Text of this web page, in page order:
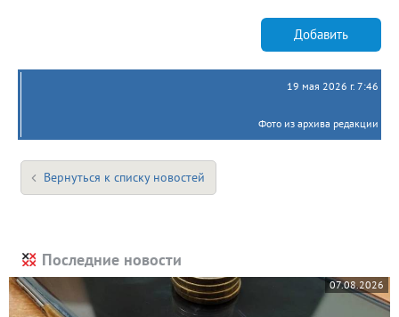
Добавить
19 мая 2026 г. 7:46
Фото из архива редакции
Вернуться к списку новостей
Последние новости
07.08.2026